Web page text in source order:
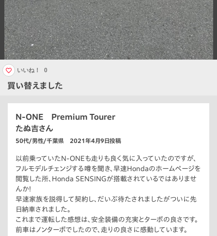
買い替えました
いいね！ 0
N-ONE Premium Tourer
たぬ吉さん
50代/男性/千葉県 2021年4月9日投稿
以前乗っていたN-ONEも走りも良く気に入っていたのですが、
フルモデルチェンジする噂を聞き、早速Hondaのホームページを
閲覧した所、Honda SENSINGが搭載されているではありませ
んか！
早速家族を説得して契約し、だいぶ待たされましたがついに先
日納車されました。
これまで運転した感想は、安全装備の充実とターボの良さです。
前車はノンターボでしたので、走りの良さに感動しています。